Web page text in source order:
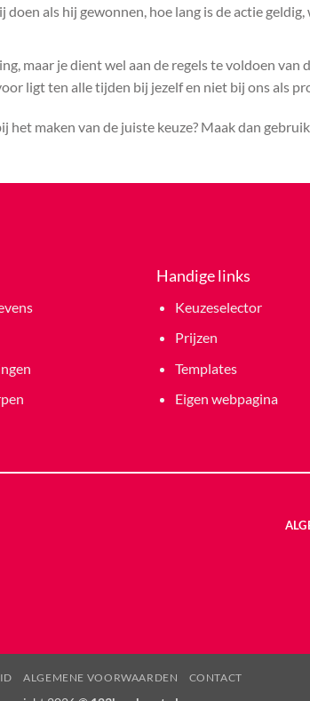
als hij gewonnen, hoe lang is de actie
maar je dient wel aan de regels te voldoen van
ligt ten alle tijden bij jezelf en niet bij ons als
maken van de juiste keuze? Maak dan
Handige links
Keuzeselector
Prijzen
Templates
Eigen webpagina
ALGEMENE VOORWAARDEN CONTACT